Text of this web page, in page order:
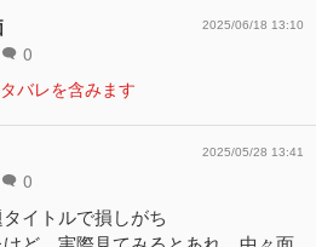
0
2025/06/18 13:10
バレを含みます
0
2025/05/28 13:41
イトルで損しがち